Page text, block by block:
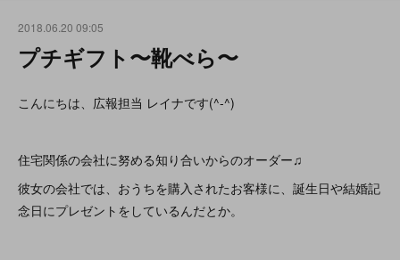
2018.06.20 09:05
プチギフト〜靴べら〜
こんにちは、広報担当 レイナです(^-^)
住宅関係の会社に努める知り合いからのオーダー♫
彼女の会社では、おうちを購入されたお客様に、誕生日や結婚記
念日にプレゼントをしているんだとか。